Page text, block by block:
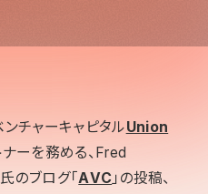
チャーキャピタルUnion
ーを務める、Fred
氏のブログ「AVC 」の投稿、